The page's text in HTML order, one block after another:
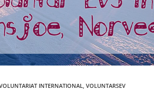
INTERNATIONAL VOLUNTARSEV